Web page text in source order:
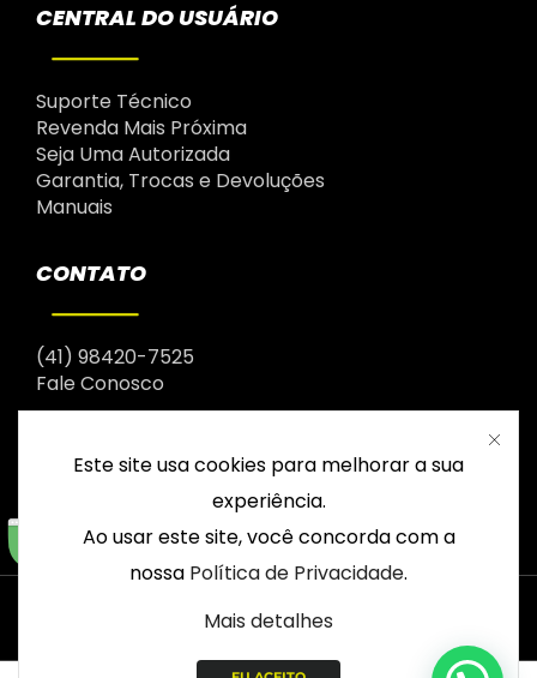
CENTRAL DO USUÁRIO
Suporte Técnico
Revenda Mais Próxima
Seja Uma Autorizada
Garantia, Trocas e Devoluções
Manuais
CONTATO
(41) 98420-7525
Fale Conosco
CNPJ: 12.964.358/0001-13
Este site usa cookies para melhorar a sua
experiência.
Ao usar este site, você concorda com a
nossa Política de Privacidade.
Mais detalhes